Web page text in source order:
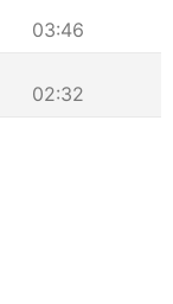
03:46
02:32